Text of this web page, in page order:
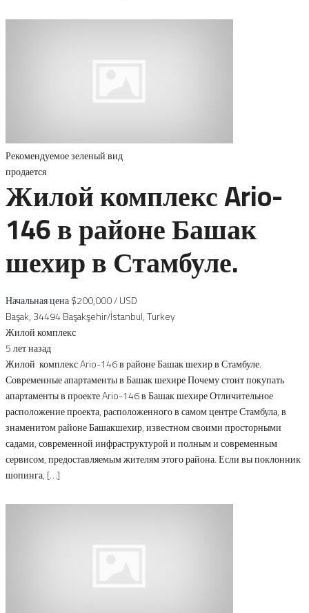
Рекомендуемоезеленый вид
продается
Жилой комплекс Ario-
146 в районе Башак
шехир в Стамбуле.
Начальная цена$200,000/ USD
Başak, 34494 Başakşehir/İstanbul, Turkey
Жилой комплекс
5 лет назад
Жилой комплекс Ario-146 в районе Башак шехир в Стамбуле.
Современные апартаменты в Башак шехире Почему стоит покупать
апартаменты в проекте Ario-146 в Башак шехире Отличительное
расположение проекта, расположенного в самом центре Стамбула, в
знаменитом районе Башакшехир, известном своими просторными
садами, современной инфраструктурой и полным и современным
сервисом, предоставляемым жителям этого района. Если вы поклонник
шопинга, […]